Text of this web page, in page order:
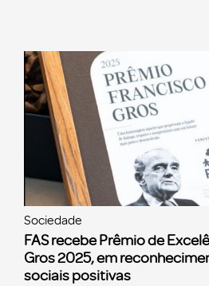
Sociedade
FAS recebe Prêmio de
Gros 2025, em
sociais positivas